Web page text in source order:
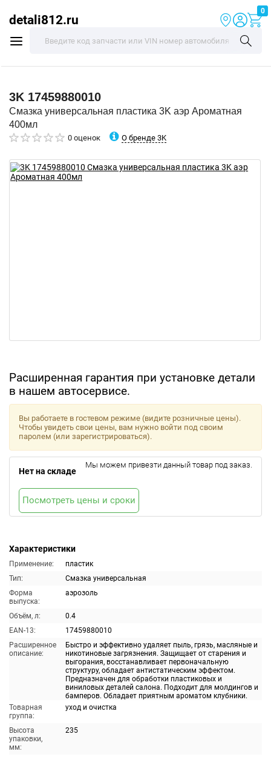
detali812.ru
0
3K 17459880010
Смазка универсальная пластика 3K аэр Ароматная
400мл
0 оценок О бренде 3K
Расширенная гарантия при установке детали
в нашем автосервисе.
Характеристики
Применение:
пластик
Тип:
Смазка универсальная
Форма
выпуска:
аэрозоль
Объём, л:
0.4
EAN-13:
17459880010
Расширенное
описание:
Быстро и эффективно удаляет пыль, грязь, масляные и
никотиновые загрязнения. Защищает от старения и
выгорания, восстанавливает первоначальную
структуру, обладает антистатическим эффектом.
Предназначен для обработки пластиковых и
виниловых деталей салона. Подходит для молдингов и
бамперов. Обладает приятным ароматом клубники.
Товарная
группа:
уход и очистка
Высота
упаковки,
мм:
235
Вы работаете в гостевом режиме (видите розничные цены).
Чтобы увидеть свои цены, вам нужно войти под своим
паролем (или зарегистрироваться).
Нет на складе
Мы можем привезти данный товар под заказ.
Посмотреть цены и сроки